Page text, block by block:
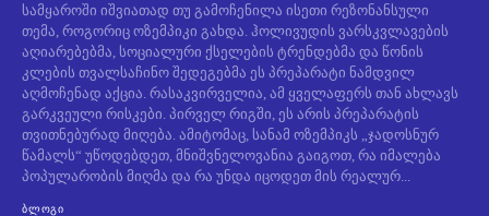
სამყაროში იშვიათად თუ გამოჩენილა ისეთი რეზონანსული
თემა, როგორიც ოზემპიკი გახდა. ჰოლივუდის ვარსკვლავების
აღიარებებმა, სოციალური ქსელების ტრენდებმა და წონის
კლების თვალსაჩინო შედეგებმა ეს პრეპარატი ნამდვილ
აღმოჩენად აქცია. რასაკვირველია, ამ ყველაფერს თან ახლავს
გარკვეული რისკები. პირველ რიგში, ეს არის პრეპარატის
თვითნებურად მიღება. ამიტომაც, სანამ ოზემპიკს „ჯადოსნურ
წამალს“ უწოდებდეთ, მნიშვნელოვანია გაიგოთ, რა იმალება
პოპულარობის მიღმა და რა უნდა იცოდეთ მის რეალურ...
ᲑᲚᲝᲒᲘ